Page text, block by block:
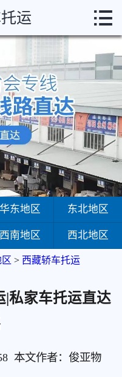
华北地区
华东地区
东北地区
华中地区
华南地区
西南地区
运 
华东地区 东北地区
西南地区 西北地区
> 西藏轿车托运
|私家车托运直达
本文作者：俊亚物